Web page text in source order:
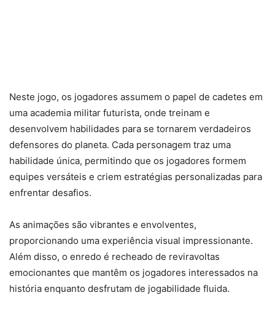
Neste jogo, os jogadores assumem o papel de cadetes em
uma academia militar futurista, onde treinam e
desenvolvem habilidades para se tornarem verdadeiros
defensores do planeta. Cada personagem traz uma
habilidade única, permitindo que os jogadores formem
equipes versáteis e criem estratégias personalizadas para
enfrentar desafios.
As animações são vibrantes e envolventes,
proporcionando uma experiência visual impressionante.
Além disso, o enredo é recheado de reviravoltas
emocionantes que mantêm os jogadores interessados na
história enquanto desfrutam de jogabilidade fluida.